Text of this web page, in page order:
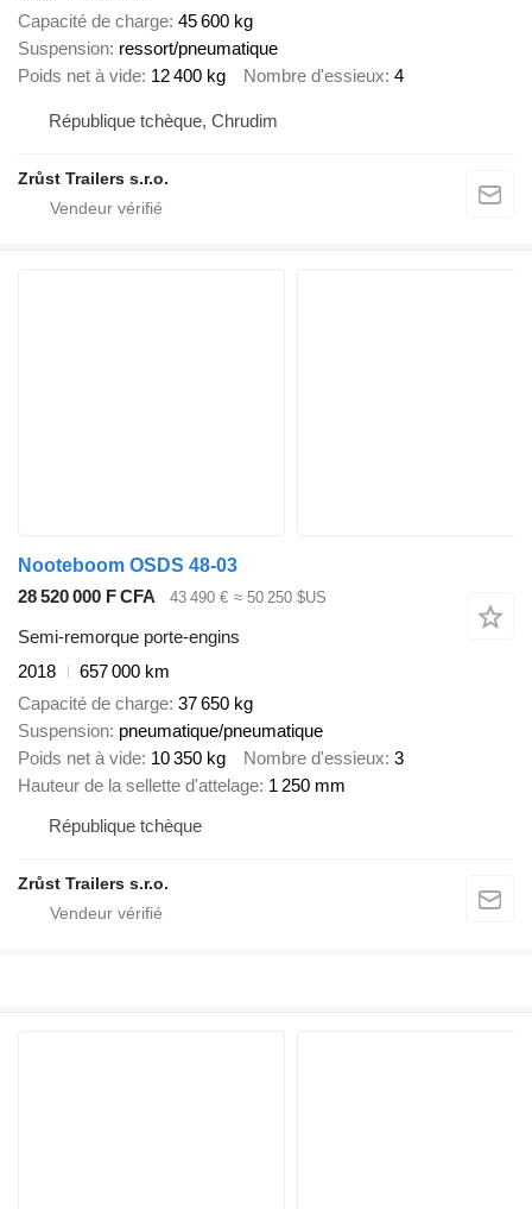
Capacité de charge 45 600 kg
Suspension ressort/pneumatique
Poids net à vide 12 400 kg Nombre d'essieux 4
République tchèque, Chrudim
Zrůst Trailers s.r.o.
Nooteboom OSDS 48-03
28 520 000 F CFA
43 490 € ≈ 50 250 $US
Semi-remorque porte-engins
2018
657 000 km
Capacité de charge 37 650 kg
Suspension pneumatique/pneumatique
Poids net à vide 10 350 kg Nombre d'essieux 3
Hauteur de la sellette d'attelage 1 250 mm
République tchèque
Zrůst Trailers s.r.o.